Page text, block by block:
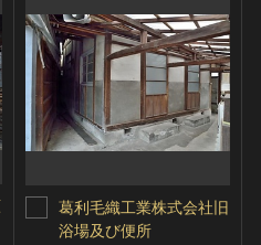
葛利毛織工業株式会社旧
浴場及び便所